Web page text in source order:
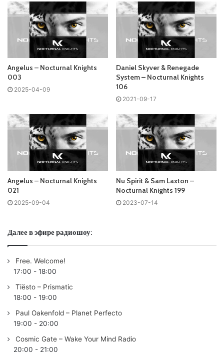
Tracklist:
No playlist
Ваша оценка:4.48 votes)
Angelus – Nocturnal Knights
003
2025-04-09
Daniel Skyver & Renegade
System – Nocturnal Knights
106
2021-09-17
Angelus – Nocturnal Knights
021
2025-09-04
Nu Spirit & Sam Laxton –
Nocturnal Knights 199
2023-07-14
Далее в эфире радиошоу:
Free. Welcome!
17:00 - 18:00
Tiësto – Prismatic
18:00 - 19:00
Paul Oakenfold – Planet Perfecto
19:00 - 20:00
Cosmic Gate – Wake Your Mind Radio
20:00 - 21:00